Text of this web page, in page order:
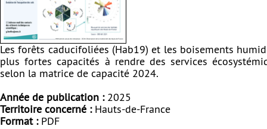
Les forêts caducifoliées (Hab19) et les boisements
plus fortes capacités à rendre des services
selon la matrice de capacité 2024.
Année de publication : 2025
Territoire concerné : Hauts-de-France
Format : PDF